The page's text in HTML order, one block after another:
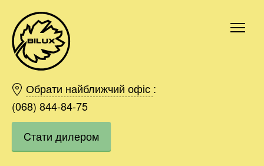
Обрати найближчий офіс :
(068) 844-84-75
Cтати дилером
Київ
Харків
Одесса
Дніпро
Івано-Франківськ